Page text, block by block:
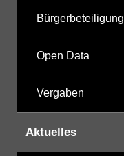
Bürgerbeteiligung
Open Data
Vergaben
Aktuelles